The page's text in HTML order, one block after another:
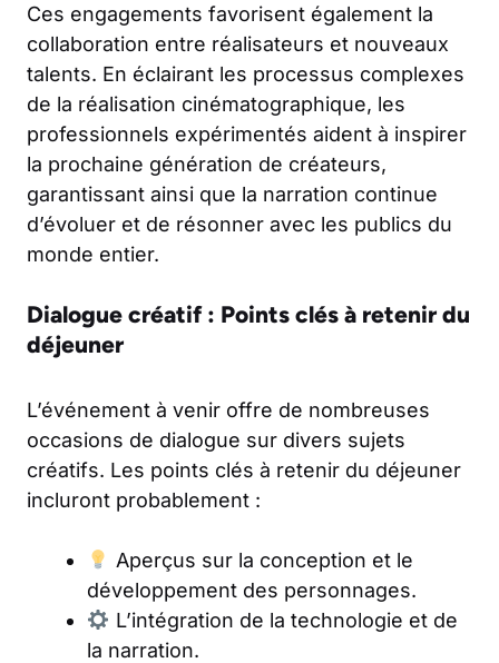
Ces engagements favorisent également la
collaboration entre réalisateurs et nouveaux
talents. En éclairant les processus complexes
de la réalisation cinématographique, les
professionnels expérimentés aident à inspirer
la prochaine génération de créateurs,
garantissant ainsi que la narration continue
d’évoluer et de résonner avec les publics du
monde entier.
Dialogue créatif : Points clés à retenir du
déjeuner
L’événement à venir offre de nombreuses
occasions de dialogue sur divers sujets
créatifs. Les points clés à retenir du déjeuner
incluront probablement :
Aperçus sur la conception et le
développement des personnages.
L’intégration de la technologie et de
la narration.